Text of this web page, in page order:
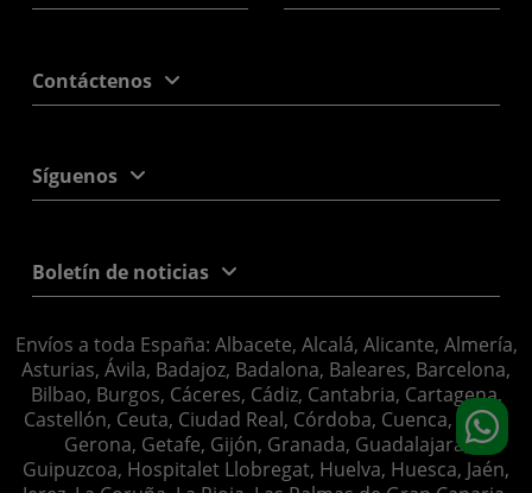
Contáctenos
Síguenos
Boletín de noticias
Envíos a toda España: Albacete, Alcalá, Alicante, Almería,
Asturias, Ávila, Badajoz, Badalona, Baleares, Barcelona,
Bilbao, Burgos, Cáceres, Cádiz, Cantabria, Cartagena,
Castellón, Ceuta, Ciudad Real, Córdoba, Cuenca, Elche,
Gerona, Getafe, Gijón, Granada, Guadalajara,
Guipuzcoa, Hospitalet Llobregat, Huelva, Huesca, Jaén,